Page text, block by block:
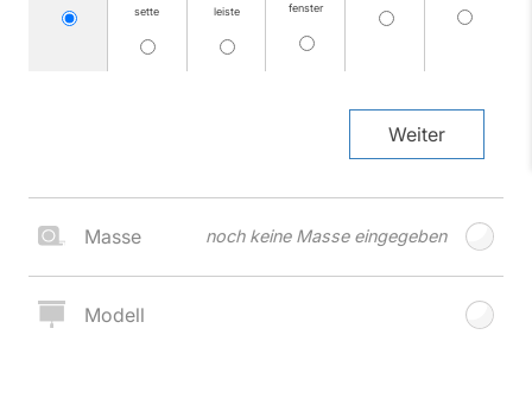
sette leiste fenster
Weiter
Masse noch keine Masse eingegeben
Modell